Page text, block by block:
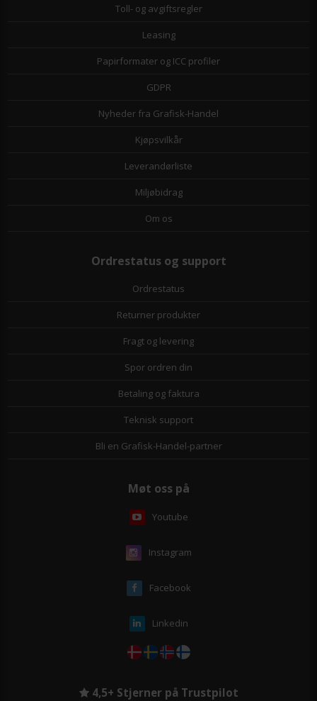
Toll- og avgiftsregler
Leasing
Papirformater og ICC profiler
GDPR
Nyheder fra Grafisk-Handel
Kjøpsvilkår
Leverandørliste
Miljøbidrag
Om os
Ordrestatus og support
Ordrestatus
Returner produkter
Fragt og levering
Spor ordren din
Betaling og faktura
Teknisk support
Bli en Grafisk-Handel-partner
Møt oss på
Youtube
Instagram
Facebook
Linkedin
4,5+ Stjerner på Trustpilot